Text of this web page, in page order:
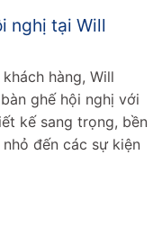
nghị tại Will
hàng, Will
ghế hội nghị với
kế sang trọng, bền
đến các sự kiện